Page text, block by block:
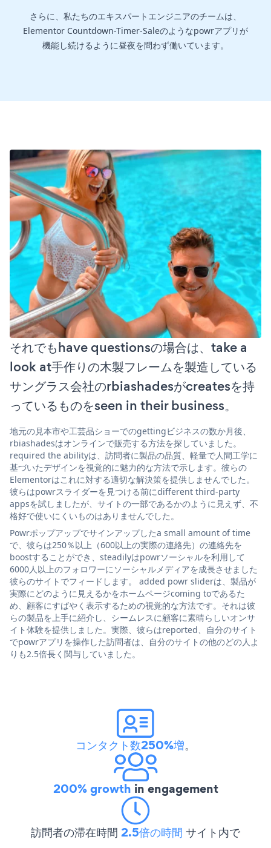
さらに、私たちのエキスパートエンジニアのチームは、
Elementor Countdown-Timer-Saleのようなpowrアプリが
機能し続けるように昼夜を問わず働いています。
それでもhave questionsの場合は、take a
look at手作りの木製フレームを製造している
サングラス会社のrbiashadesがcreatesを持
っているものをseen in their business。
地元の見本市や工芸品ショーでのgettingビジネスの数か月後、
rbiashadesはオンラインで販売する方法を探していました。
required the abilityは、訪問者に製品の品質、軽量で人間工学に
基づいたデザインを視覚的に魅力的な方法で示します。彼らの
Elementorはこれに対する適切な解決策を提供しませんでした。
彼らはpowrスライダーを見つける前にdifferent third-party
appsを試しましたが、サイトの一部であるかのように見えず、不
格好で使いにくいものはありませんでした。
Powrポップアップでサインアップしたa small amount of time
で、彼らは250％以上（600以上の実際の連絡先）の連絡先を
boostすることができ、steadilyはpowrソーシャルを利用して
6000人以上のフォロワーにソーシャルメディアを成長させました
彼らのサイトでフィードします。 added powr sliderは、製品が
実際にどのように見えるかをホームページcoming toであるた
め、顧客にすばやく表示するための視覚的な方法です。それは彼
らの製品を上手に紹介し、シームレスに顧客に素晴らしいオンサ
イト体験を提供しました。実際、彼らはreported、自分のサイト
でpowrアプリを操作した訪問者は、自分のサイトの他のどの人よ
りも2.5倍長く関与していました。
コンタクト数250%増。
200% growth in engagement
訪問者の滞在時間 2.5倍の時間 サイト内で